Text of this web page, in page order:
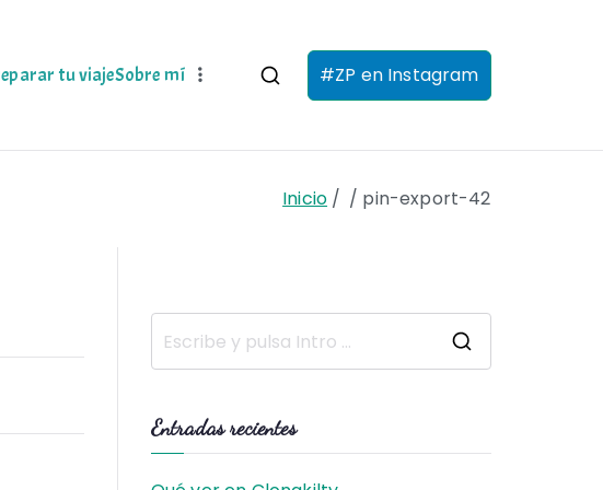
tu viajeSobre mí #ZP en Instagram
Inicio pin-export-42
Entradas recientes